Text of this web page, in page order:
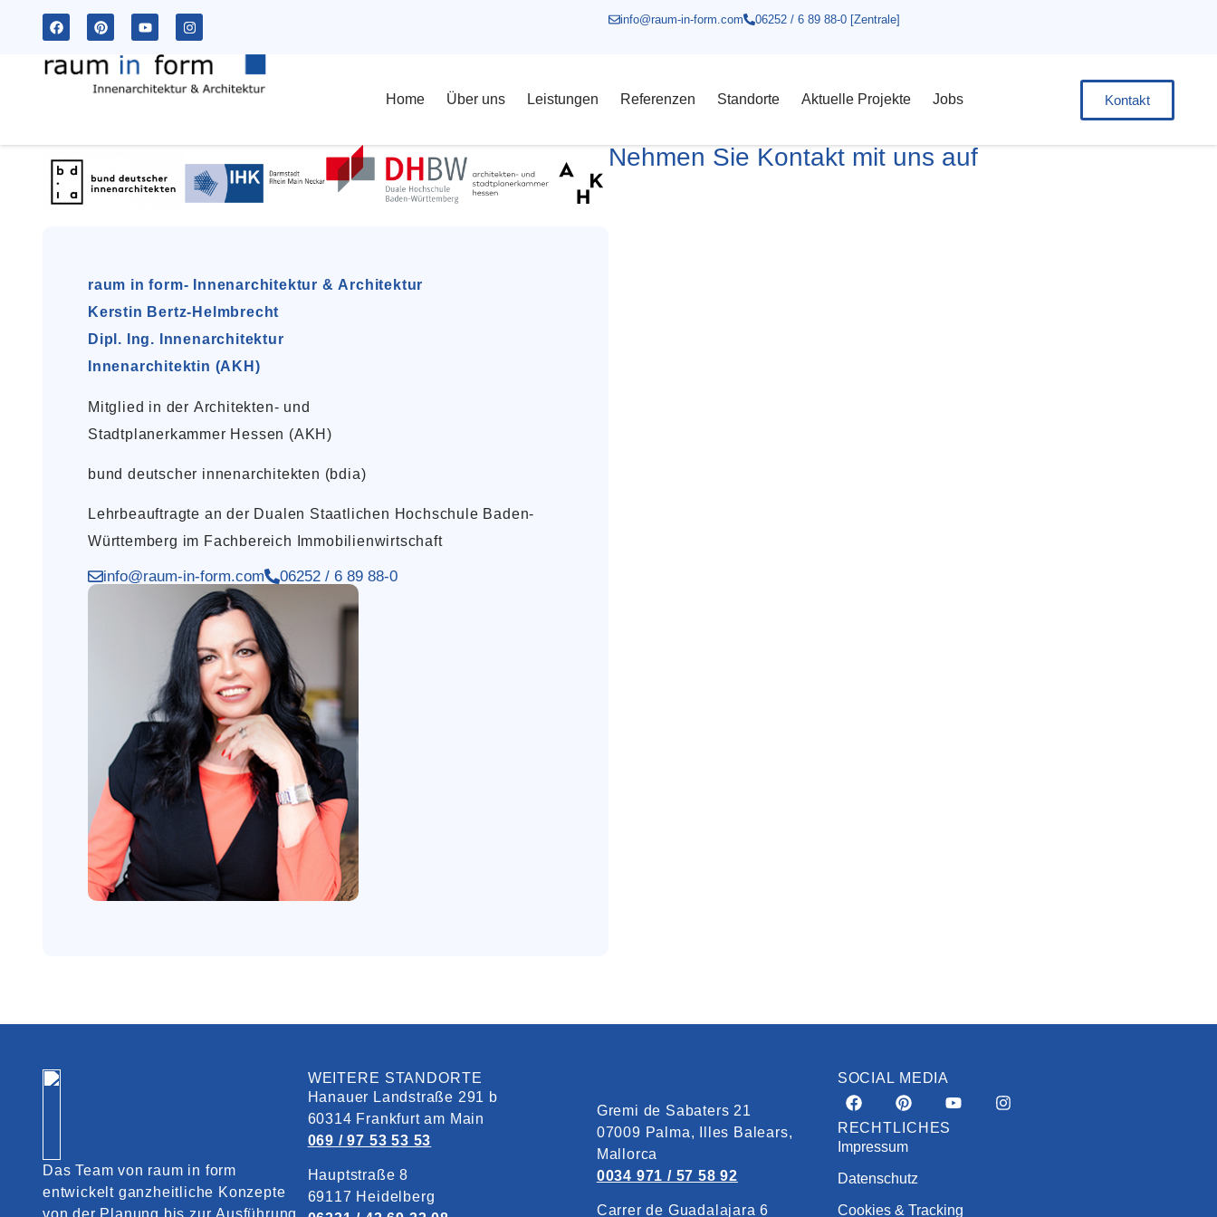
info@raum-in-form.com 06252 / 6 89 88-0 [Zentrale]
Home Über uns Leistungen Referenzen Standorte Aktuelle Projekte Jobs Kontakt
Nehmen Sie Kontakt mit uns auf
raum in form- Innenarchitektur & Architektur
Kerstin Bertz-Helmbrecht
Dipl. Ing. Innenarchitektur
Innenarchitektin (AKH)
Mitglied in der Architekten- und
Stadtplanerkammer Hessen (AKH)
bund deutscher innenarchitekten (bdia)
Lehrbeauftragte an der Dualen Staatlichen Hochschule Baden-
Württemberg im Fachbereich Immobilienwirtschaft
info@raum-in-form.com 06252 / 6 89 88-0
Das Team von raum in form
entwickelt ganzheitliche Konzepte
von der Planung bis zur Ausführung
WEITERE STANDORTE
Hanauer Landstraße 291 b
60314 Frankfurt am Main
069 / 97 53 53 53
Hauptstraße 8
69117 Heidelberg
Gremi de Sabaters 21
07009 Palma, Illes Balears,
Mallorca
0034 971 / 57 58 92
Carrer de Guadalajara 6
SOCIAL MEDIA
RECHTLICHES
Impressum
Datenschutz
Cookies & Tracking